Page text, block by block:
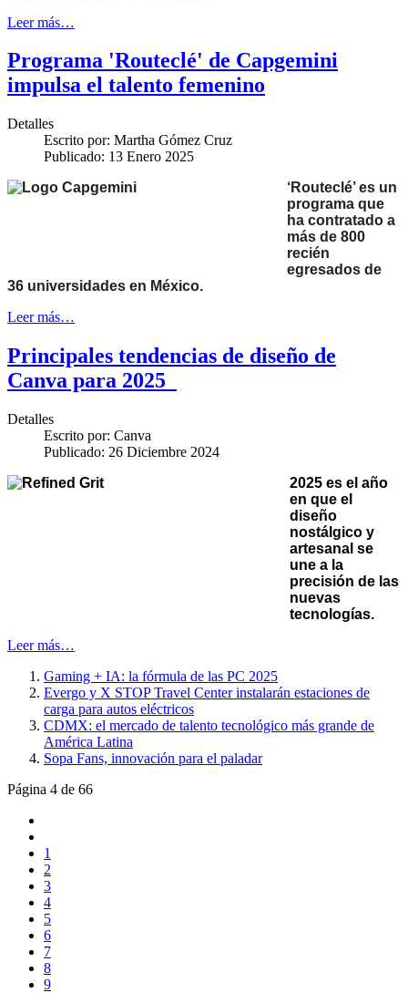
Leer más…
Programa 'Routeclé' de Capgemini
impulsa el talento femenino
Detalles
Escrito por: Martha Gómez Cruz
Publicado: 13 Enero 2025
‘Routeclé’ es un
programa que
ha contratado a
más de 800
recién
egresados de
36 universidades en México.
Leer más…
Principales tendencias de diseño de
Canva para 2025
Detalles
Escrito por: Canva
Publicado: 26 Diciembre 2024
2025 es el año
en que el
diseño
nostálgico y
artesanal se
une a la
precisión de las
nuevas
tecnologías.
Leer más…
Gaming + IA: la fórmula de las PC 2025
Evergo y X STOP Travel Center instalarán estaciones de
carga para autos eléctricos
CDMX: el mercado de talento tecnológico más grande de
América Latina
Sopa Fans, innovación para el paladar
Página 4 de 66
1
2
3
4
5
6
7
8
9